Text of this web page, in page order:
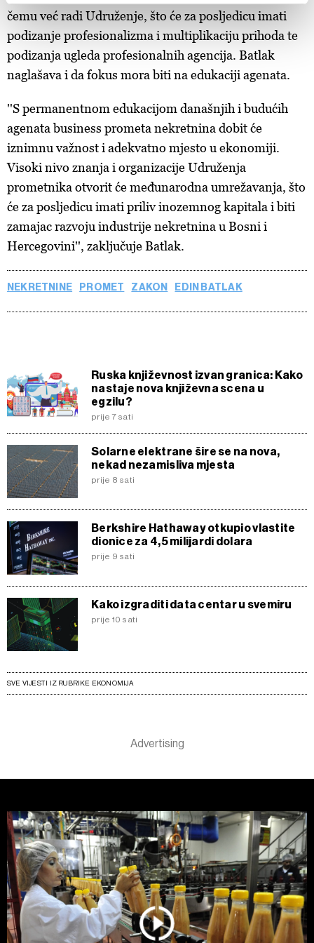
and set your preferences in thedetails section.
Zajednički voditelji obrade su HD-WIN ARENA SPORT
d.o.o. iPartneri
. Više o podacima koje obrađujemo kao i
o vašim pravima pročitajte u našojPolitici privatnosti, a
kolačića. Kolačiće u bilo kojem trenutku možete ponovno
ažurirati klikom na „Prikaži detalje“. Privolu možete u bilo
kojem trenutku povući bez negativnih posljedica.
čemu već radi Udruženje, što će za posljedicu imati
podizanje profesionalizma i multiplikaciju prihoda te
podizanja ugleda profesionalnih agencija. Batlak
naglašava i da fokus mora biti na edukaciji agenata.
''S permanentnom edukacijom današnjih i budućih
agenata business prometa nekretnina dobit će
iznimnu važnost i adekvatno mjesto u ekonomiji.
Visoki nivo znanja i organizacije Udruženja
prometnika otvorit će međunarodna umrežavanja, što
će za posljedicu imati priliv inozemnog kapitala i biti
zamajac razvoju industrije nekretnina u Bosni i
Hercegovini'', zaključuje Batlak.
NEKRETNINE PROMET ZAKON EDIN BATLAK
Ruska književnost izvan granica: Kako
nastaje nova književna scena u
egzilu?
prije 7 sati
Solarne elektrane šire se na nova,
nekad nezamisliva mjesta
prije 8 sati
Berkshire Hathaway otkupio vlastite
dionice za 4,5 milijardi dolara
prije 9 sati
Kako izgraditi data centar u svemiru
prije 10 sati
SVE VIJESTI IZ RUBRIKE EKONOMIJA